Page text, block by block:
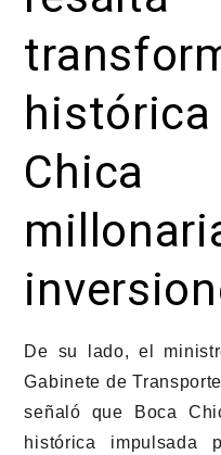
De su lado, el
Gabinete de
señaló que Boca
histórica impulsada